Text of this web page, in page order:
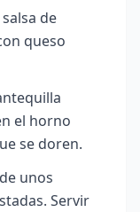
de
queso
el horno
se doren.
unos
Servir